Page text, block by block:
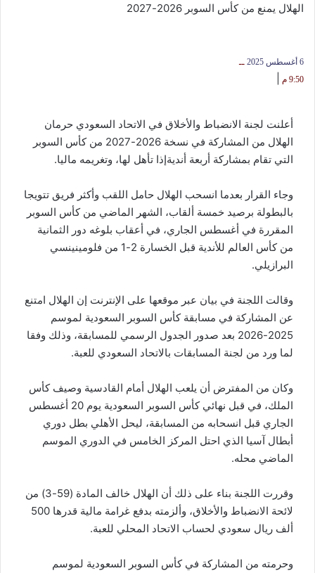
الهلال يمنع من كأس السوبر 2026-2027
6 أغسطس 2025
9:50 م
أعلنت لجنة الانضباط والأخلاق في الاتحاد السعودي حرمان
الهلال من المشاركة في نسخة 2026-2027 من كأس السوبر
التي تقام بمشاركة أربعة أنديةإذا تأهل لها، وتغريمه ماليا.
وجاء القرار بعدما انسحب الهلال‭‭ ‬‬حامل اللقب وأكثر فريق تتويجا
بالبطولة برصيد خمسة ألقاب، الشهر الماضي من كأس السوبر
المقررة في أغسطس الجاري، في أعقاب بلوغه دور الثمانية
من كأس العالم للأندية قبل الخسارة 2-1 من فلومينينسي
البرازيلي.
وقالت اللجنة في بيان عبر موقعها على الإنترنت إن الهلال امتنع
عن المشاركة في مسابقة كأس السوبر السعودية لموسم
2025-2026 بعد صدور الجدول الرسمي للمسابقة، وذلك وفقا
لما ورد من لجنة المسابقات بالاتحاد السعودي للعبة.
وكان من المفترض أن يلعب الهلال أمام القادسية وصيف كأس
الملك، في قبل نهائي كأس السوبر السعودية يوم 20 أغسطس
الجاري قبل انسحابه من المسابقة، ليحل الأهلي بطل دوري
أبطال آسيا الذي احتل المركز الخامس في الدوري الموسم
الماضي محله.
وقررت اللجنة بناء على ذلك أن الهلال خالف المادة (59-3) من
لائحة الانضباط والأخلاق، وألزمته بدفع غرامة مالية قدرها 500
ألف ريال سعودي لحساب الاتحاد المحلي للعبة.
وحرمته من المشاركة في كأس السوبر السعودية لموسم